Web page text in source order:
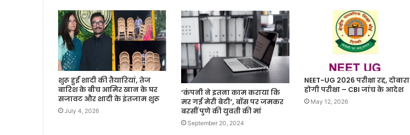
शुरू हुईं शादी की तैयारियां, तेज
बारिश के बीच आमिर खान के घर
सजावट और शादी के इंतजाम शुरू
July 4, 2026
‘कंपनी ने इतना काम कराया कि
मर गई मेरी बेटी’, बॉस पर जमकर
बरसीं पुणे की युवती की मां
September 20, 2024
NEET-UG 2026 परीक्षा रद्द, दोबारा
होगी परीक्षा – CBI जांच के आदेश
May 12, 2026